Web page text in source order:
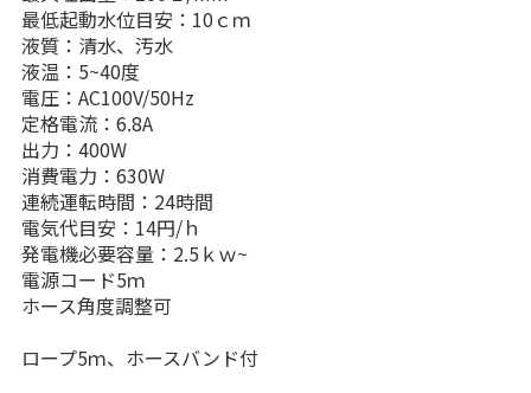
最低起動水位目安：10ｃｍ
液質：清水、汚水
液温：5~40度
電圧：AC100V/50Hz
定格電流：6.8A
出力：400W
消費電力：630W
連続運転時間：24時間
電気代目安：14円/ｈ
発電機必要容量：2.5ｋｗ~
電源コード5ｍ
ホース角度調整可
ロープ5ｍ、ホースバンド付